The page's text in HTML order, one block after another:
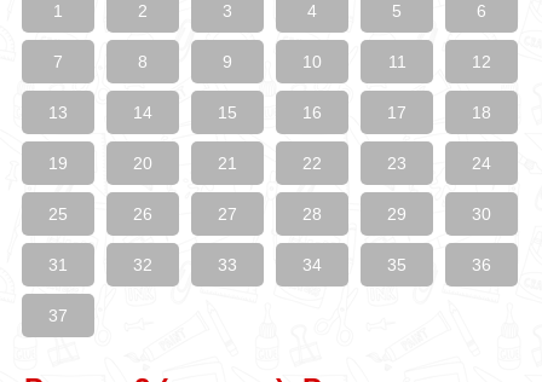
1 2 3 4 5 6
7 8 9 10 11 12
13 14 15 16 17 18
19 20 21 22 23 24
25 26 27 28 29 30
31 32 33 34 35 36
37